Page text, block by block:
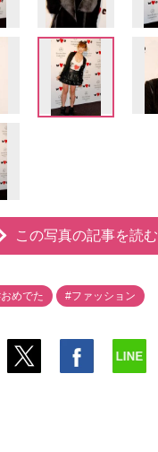
この写真の記事を読む
めでた #ファッション